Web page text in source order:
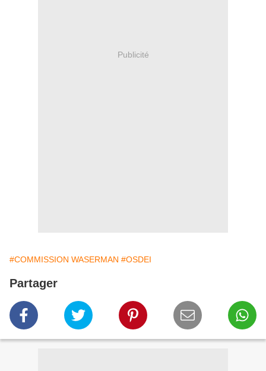
Publicité
#COMMISSION WASERMAN #OSDEI
Partager